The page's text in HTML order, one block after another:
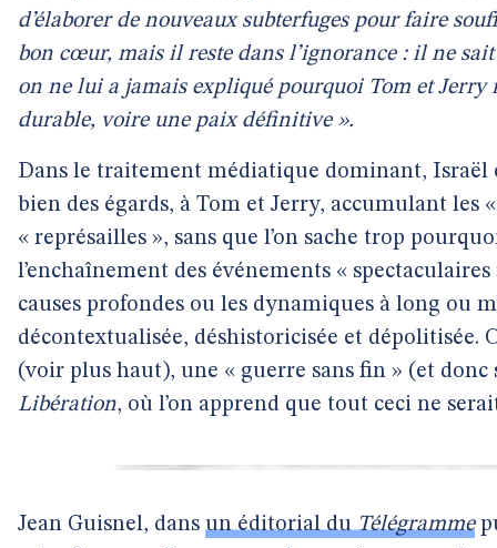
d’élaborer de nouveaux subterfuges pour faire
bon cœur, mais il reste dans l’ignorance : il ne
on ne lui a jamais expliqué pourquoi Tom et Jerry
durable, voire une paix définitive ».
Dans le traitement médiatique dominant, Israël
bien des égards, à Tom et Jerry, accumulant les
« représailles », sans que l’on sache trop
l’enchaînement des événements «
causes profondes ou les dynamiques à long ou
décontextualisée, déshistoricisée et dépolitisée.
(voir plus haut), une « guerre sans fin » (et donc
Libération, où l’on apprend que tout ceci ne
Jean Guisnel, dans un éditorial duTélégramme